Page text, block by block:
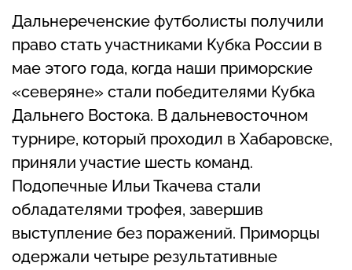
Дальнереченские футболисты получили
право стать участниками Кубка России в
мае этого года, когда наши приморские
«северяне» стали победителями Кубка
Дальнего Востока. В дальневосточном
турнире, который проходил в Хабаровске,
приняли участие шесть команд.
Подопечные Ильи Ткачева стали
обладателями трофея, завершив
выступление без поражений. Приморцы
одержали четыре результативные